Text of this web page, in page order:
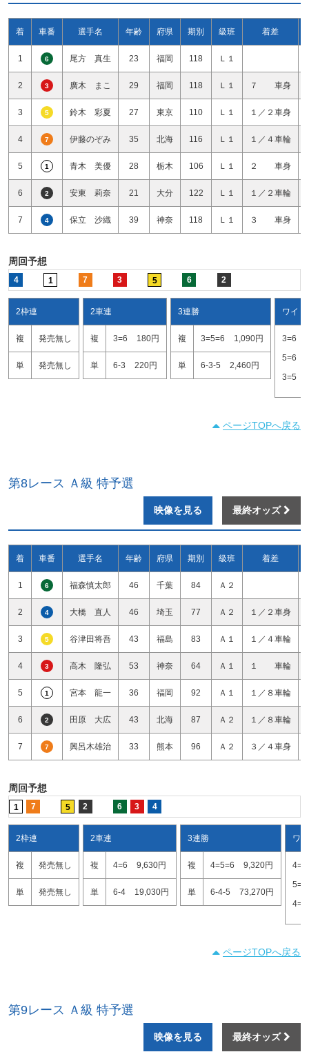
着 車番 選手名 年齢 府県 期別 級班 着差
1 6 尾方 真生 23 福岡 118 Ｌ１
2 3 廣木 まこ 29 福岡 118 Ｌ１ ７ 車身
3 5 鈴木 彩夏 27 東京 110 Ｌ１ １／２車身
4 7 伊藤のぞみ 35 北海 116 Ｌ１ １／４車輪
5 1 青木 美優 28 栃木 106 Ｌ１ ２ 車身
6 2 安東 莉奈 21 大分 122 Ｌ１ １／２車輪
7 4 保立 沙織 39 神奈 118 Ｌ１ ３ 車身
周回予想
4 1 7 3 5 6 2
2枠連
複 発売無し
単 発売無し
2車連
複 3=6 180円
単 6-3 220円
3連勝
複 3=5=6 1,090円
単 6-3-5 2,460円
ワイド
3=6
5=6
3=5
ページTOPへ戻る
第8レース Ａ級 特予選
映像を見る 最終オッズ
着 車番 選手名 年齢 府県 期別 級班 着差
1 6 福森慎太郎 46 千葉 84 Ａ２
2 4 大橋 直人 46 埼玉 77 Ａ２ １／２車身
3 5 谷津田将吾 43 福島 83 Ａ１ １／４車輪
4 3 高木 隆弘 53 神奈 64 Ａ１ １ 車輪
5 1 宮本 龍一 36 福岡 92 Ａ１ １／８車輪
6 2 田原 大広 43 北海 87 Ａ２ １／８車輪
7 7 興呂木雄治 33 熊本 96 Ａ２ ３／４車身
周回予想
1 7 5 2 6 3 4
2枠連
複 発売無し
単 発売無し
2車連
複 4=6 9,630円
単 6-4 19,030円
3連勝
複 4=5=6 9,320円
単 6-4-5 73,270円
ワ
4=6
5=6
4=5
ページTOPへ戻る
第9レース Ａ級 特予選
映像を見る 最終オッズ